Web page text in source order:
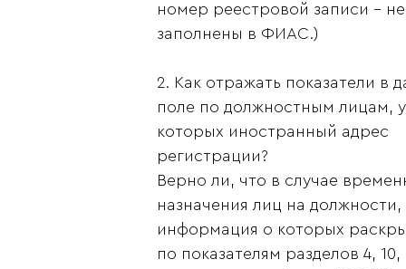
номер реестровой записи –
заполнены в ФИАС.)
2. Как отражать показатели в
поле по должностным лицам, у
которых иностранный адрес
регистрации?
Верно ли, что в случае
назначения лиц на должности,
информация о которых
по показателям разделов 4, 10,